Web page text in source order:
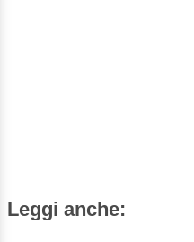
Leggi anche: